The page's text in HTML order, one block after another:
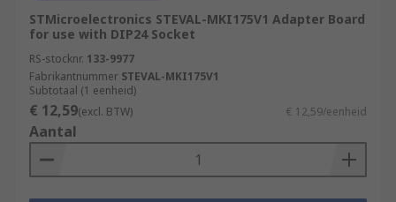
STMicroelectronics STEVAL-MKI175V1 Adapter Board
for use with DIP24 Socket
RS-stocknr. 133-9977
Fabrikantnummer STEVAL-MKI175V1
Subtotaal (1 eenheid)
€ 12,59(excl. BTW) € 12,59/eenheid
Aantal